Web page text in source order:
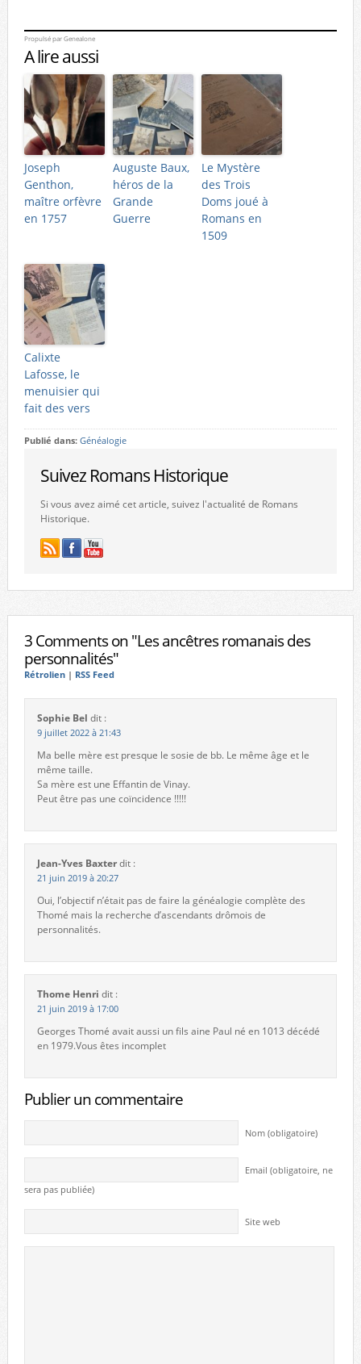
Propulsé par Genealone
A lire aussi
Joseph
Genthon,
maître orfèvre
en 1757
Auguste Baux,
héros de la
Grande
Guerre
Le Mystère
des Trois
Doms joué à
Romans en
1509
Calixte
Lafosse, le
menuisier qui
fait des vers
Publié dans: Généalogie
Suivez Romans Historique
Si vous avez aimé cet article, suivez l'actualité de Romans
Historique.
3 Comments on "Les ancêtres romanais des
personnalités"
Rétrolien| RSS Feed
Sophie Bel dit :
9 juillet 2022 à 21:43
Ma belle mère est presque le sosie de bb. Le même âge et le
même taille.
Sa mère est une Effantin de Vinay.
Peut être pas une coïncidence !!!!!
Jean-Yves Baxterdit :
21 juin 2019 à 20:27
Oui, l’objectif n’était pas de faire la généalogie complète des
Thomé mais la recherche d’ascendants drômois de
personnalités.
Thome Henri dit :
21 juin 2019 à 17:00
Georges Thomé avait aussi un fils aine Paul né en 1013 décédé
en 1979.Vous êtes incomplet
Publier un commentaire
Nom (obligatoire)
Email (obligatoire, ne
sera pas publiée)
Site web